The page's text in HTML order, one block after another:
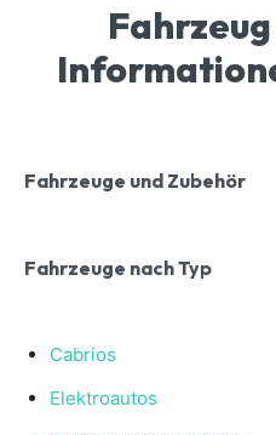
Fahrzeuge und Zubehör
Fahrzeuge nach Typ
Cabrios
Elektroautos